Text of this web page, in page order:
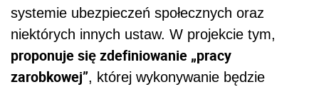
systemie ubezpieczeń społecznych oraz
niektórych innych ustaw. W projekcie tym,
proponuje się zdefiniowanie „pracy
zarobkowej”, której wykonywanie będzie